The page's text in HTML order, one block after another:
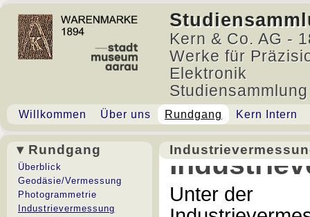
Kern & Co. AG -
Werke für
Elektronik
Willkommen Über uns Rundgang Kern Intern
▾ Rundgang
Überblick
Geodäsie/Vermessung
Photogrammetrie
Industrievermessung
Unter der